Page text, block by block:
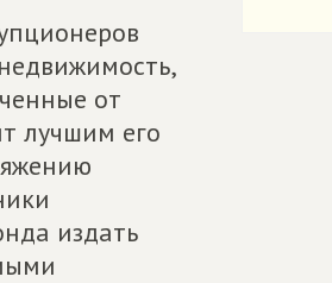
от
лучшим его
издать